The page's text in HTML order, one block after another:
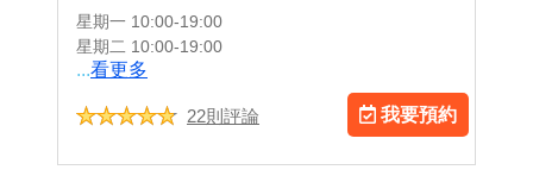
星期一 10:00-19:00
星期二 10:00-19:00
...看更多
22則評論 我要預約